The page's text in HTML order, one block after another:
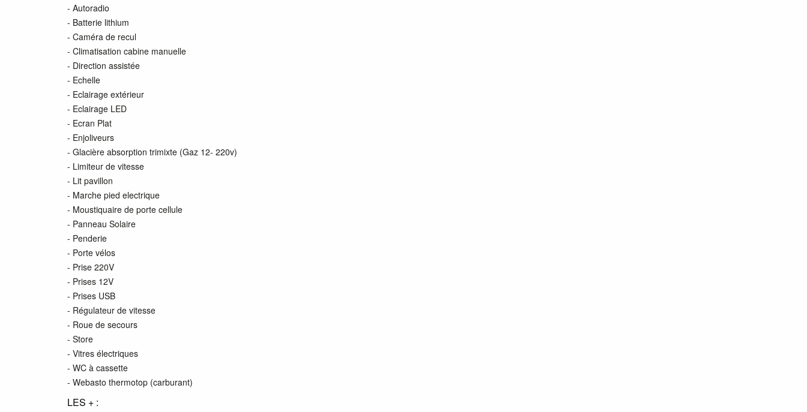
- Autoradio
- Batterie lithium
- Caméra de recul
- Climatisation cabine manuelle
- Direction assistée
- Echelle
- Eclairage extérieur
- Eclairage LED
- Ecran Plat
- Enjoliveurs
- Glacière absorption trimixte (Gaz 12- 220v)
- Limiteur de vitesse
- Lit pavillon
- Marche pied electrique
- Moustiquaire de porte cellule
- Panneau Solaire
- Penderie
- Porte vélos
- Prise 220V
- Prises 12V
- Prises USB
- Régulateur de vitesse
- Roue de secours
- Store
- Vitres électriques
- WC à cassette
- Webasto thermotop (carburant)
LES + :